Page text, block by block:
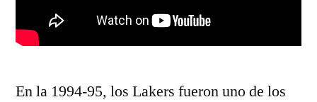
En la 1994-95, los Lakers fueron uno de los